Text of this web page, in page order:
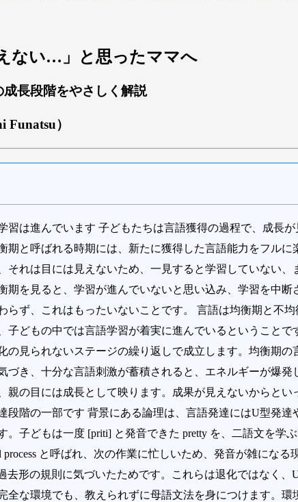
ない…」と思ったママへ
長段階をやさしく解説
）
習は進んでいます 子どもたちは言語獲得の過程で、成長
期と呼ばれる時期には、新たに獲得した言語能力をフル
それは目には見えないため、一見すると学習していない、
期を見ると、学習が進んでいないと思い込み、学習を中
らず、これはもったいないことです。 言語は均衡期と不
子どもの中では言語学習が着実に進んでいるということ
の見られないステージの繰り返しで成立します。均衡期
づき、十分な言語刺激が蓄積されると、エネルギーが爆
親の目には成長として映ります。成果が見えないからと
段階の一部です 背景にある論理は、言語発達にはU型発
。子どもは一度 [priti] と発音できた pretty を、二語文を学
process と呼ばれ、次の作業に忙しいため、発音が雑にな
去形の規則に気づいたためです。これらは退化ではなく、
全な環境でも、教えられずに母語文法を身につけます。